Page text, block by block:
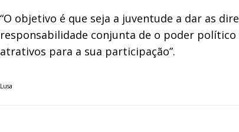
“O objetivo é que seja a juventude a dar as
responsabilidade conjunta de o poder político
atrativos para a sua participação”.
Lusa